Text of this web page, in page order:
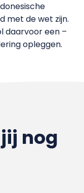
met de wet zijn.
daarvoor een –
opleggen.
nog